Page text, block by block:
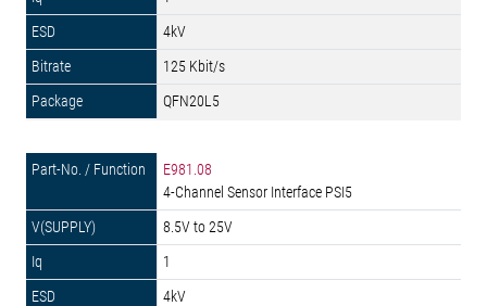
4kV
125 Kbit/s
QFN20L5
E981.08
4-Channel Sensor Interface PSI5
8.5V to 25V
1
4kV